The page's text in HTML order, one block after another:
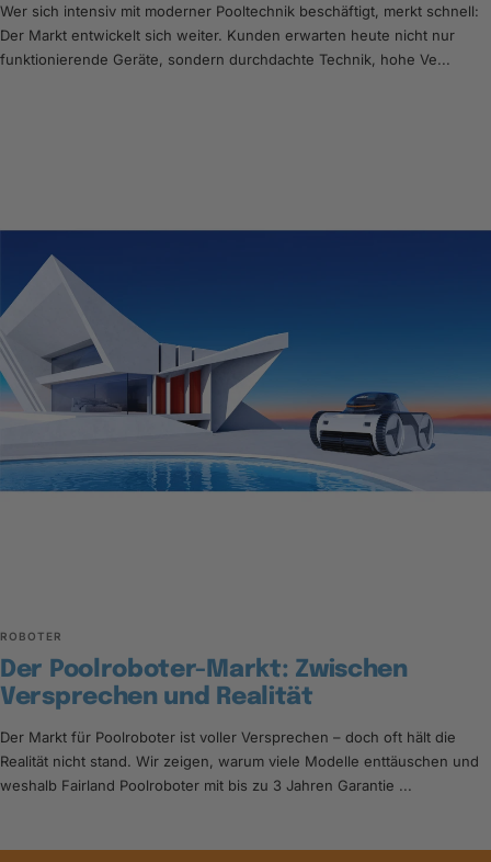
Wer sich intensiv mit moderner Pooltechnik beschäftigt, merkt schnell:
Der Markt entwickelt sich weiter. Kunden erwarten heute nicht nur
funktionierende Geräte, sondern durchdachte Technik, hohe Ve...
ROBOTER
Der Poolroboter-Markt: Zwischen
Versprechen und Realität
Der Markt für Poolroboter ist voller Versprechen – doch oft hält die
Realität nicht stand. Wir zeigen, warum viele Modelle enttäuschen und
weshalb Fairland Poolroboter mit bis zu 3 Jahren Garantie ...